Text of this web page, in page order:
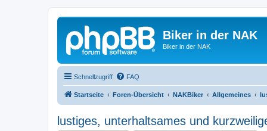
Biker in der NAK
Biker in der NAK
Schnellzugriff FAQ
Startseite Foren-Übersicht NAKBiker Allgemeines
lustiges, unterhaltsames und